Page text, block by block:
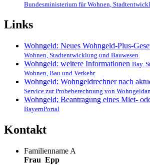
Bundesministerium für Wohnen,
Links
Wohngeld: Neues Wohngeld-Plus-
Wohnen, Stadtentwicklung und Bauwesen
Wohngeld: weitere Informationen Bay.
Wohnen, Bau und Verkehr
Wohngeld: Wohngeldrechner nach
Service zur Probeberechnung von
Wohngeld; Beantragung eines Miet-
BayernPortal
Kontakt
Familienname A
Frau Epp